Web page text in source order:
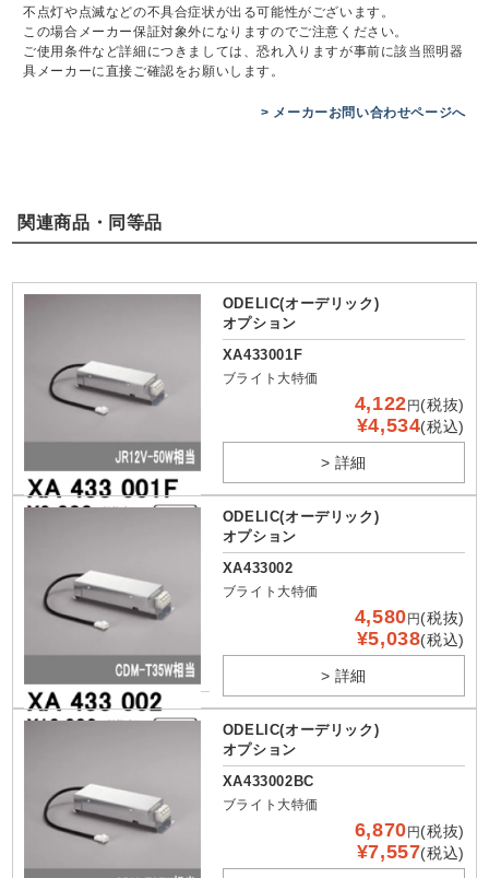
不点灯や点滅などの不具合症状が出る可能性がございます。
この場合メーカー保証対象外になりますのでご注意ください。
ご使用条件など詳細につきましては、恐れ入りますが事前に該当照明器
具メーカーに直接ご確認をお願いします。
> メーカーお問い合わせページへ
関連商品・同等品
ODELIC(オーデリック)
オプション
XA433001F
ブライト大特価
4,122円(税抜)
¥4,534(税込)
> 詳細
ODELIC(オーデリック)
オプション
XA433002
ブライト大特価
4,580円(税抜)
¥5,038(税込)
> 詳細
ODELIC(オーデリック)
オプション
XA433002BC
ブライト大特価
6,870円(税抜)
¥7,557(税込)